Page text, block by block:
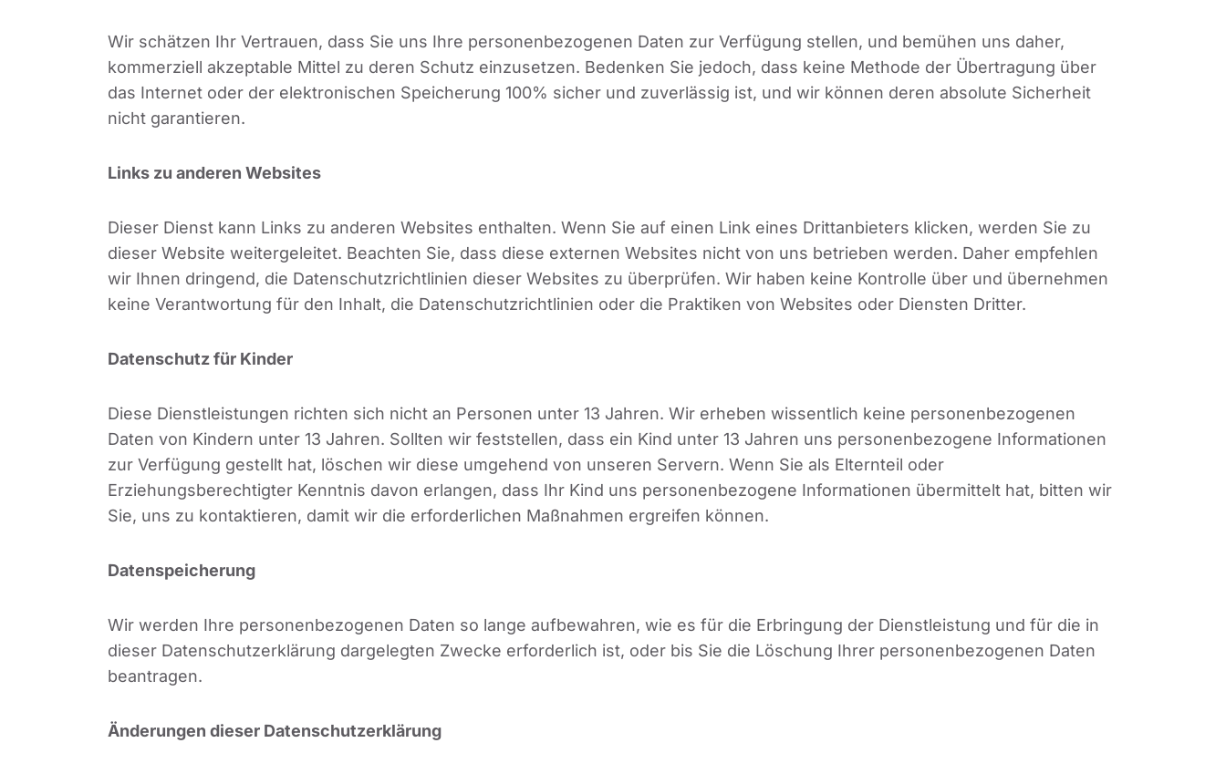
Wir schätzen Ihr Vertrauen, dass Sie uns Ihre personenbezogenen Daten zur Verfügung stellen, und bemühen uns daher,
kommerziell akzeptable Mittel zu deren Schutz einzusetzen. Bedenken Sie jedoch, dass keine Methode der Übertragung über
das Internet oder der elektronischen Speicherung 100% sicher und zuverlässig ist, und wir können deren absolute Sicherheit
nicht garantieren.
Links zu anderen Websites
Dieser Dienst kann Links zu anderen Websites enthalten. Wenn Sie auf einen Link eines Drittanbieters klicken, werden Sie zu
dieser Website weitergeleitet. Beachten Sie, dass diese externen Websites nicht von uns betrieben werden. Daher empfehlen
wir Ihnen dringend, die Datenschutzrichtlinien dieser Websites zu überprüfen. Wir haben keine Kontrolle über und übernehmen
keine Verantwortung für den Inhalt, die Datenschutzrichtlinien oder die Praktiken von Websites oder Diensten Dritter.
Datenschutz für Kinder
Diese Dienstleistungen richten sich nicht an Personen unter 13 Jahren. Wir erheben wissentlich keine personenbezogenen
Daten von Kindern unter 13 Jahren. Sollten wir feststellen, dass ein Kind unter 13 Jahren uns personenbezogene Informationen
zur Verfügung gestellt hat, löschen wir diese umgehend von unseren Servern. Wenn Sie als Elternteil oder
Erziehungsberechtigter Kenntnis davon erlangen, dass Ihr Kind uns personenbezogene Informationen übermittelt hat, bitten wir
Sie, uns zu kontaktieren, damit wir die erforderlichen Maßnahmen ergreifen können.
Datenspeicherung
Wir werden Ihre personenbezogenen Daten so lange aufbewahren, wie es für die Erbringung der Dienstleistung und für die in
dieser Datenschutzerklärung dargelegten Zwecke erforderlich ist, oder bis Sie die Löschung Ihrer personenbezogenen Daten
beantragen.
Änderungen dieser Datenschutzerklärung